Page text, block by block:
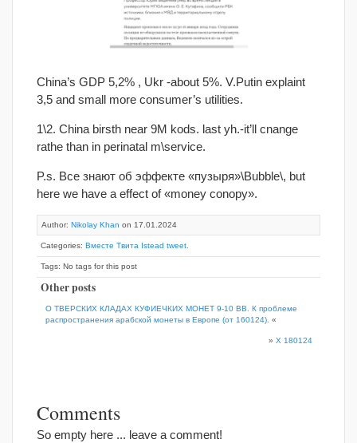
China’s GDP 5,2% , Ukr -about 5%. V.Putin explaint
3,5 and small more consumer’s utilities.
1\2. China birsth near 9M kods. last yh.-it’ll cnange
rathe than in perinatal m\service.
P.s. Все знают об эффекте «пузыря»\Bubble\, but
here we have a effect of «money conopy».
Author: Nikolay Khan on 17.01.2024
Categories: Вместе Твита Istead tweet.
Tags: No tags for this post
Other posts
О ТВЕРСКИХ КЛАДАХ КУФИЕЧКИХ МОНЕТ 9-10 ВВ. К проблеме
распространения арабской монеты в Европе (от 160124). «
» X 180124
Comments
So empty here ... leave a comment!